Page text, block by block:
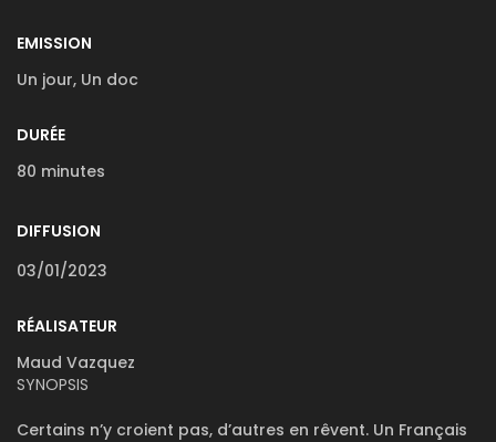
EMISSION
Un jour, Un doc
DURÉE
80 minutes
DIFFUSION
03/01/2023
RÉALISATEUR
Maud Vazquez
SYNOPSIS
Certains n’y croient pas, d’autres en rêvent. Un Français